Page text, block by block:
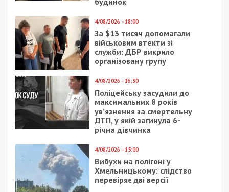
4/08/2026 - 18:00
За $13 тисяч допомагали
військовим втекти зі
служби: ДБР викрило
організовану групу
4/08/2026 - 16:30
Поліцейську засудили до
максимальних 8 років
ув’язнення за смертельну
ДТП, у якій загинула 6-
річна дівчинка
4/08/2026 - 15:00
Вибухи на полігоні у
Хмельницькому: слідство
перевіряє дві версії